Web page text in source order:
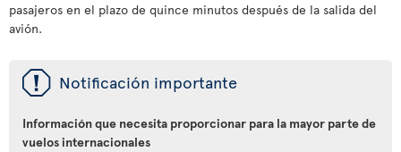
pasajeros en el plazo de quince minutos después de la salida del
avión.
ü Notificación importante
Información que necesita proporcionar para la mayor parte de
vuelos internacionales